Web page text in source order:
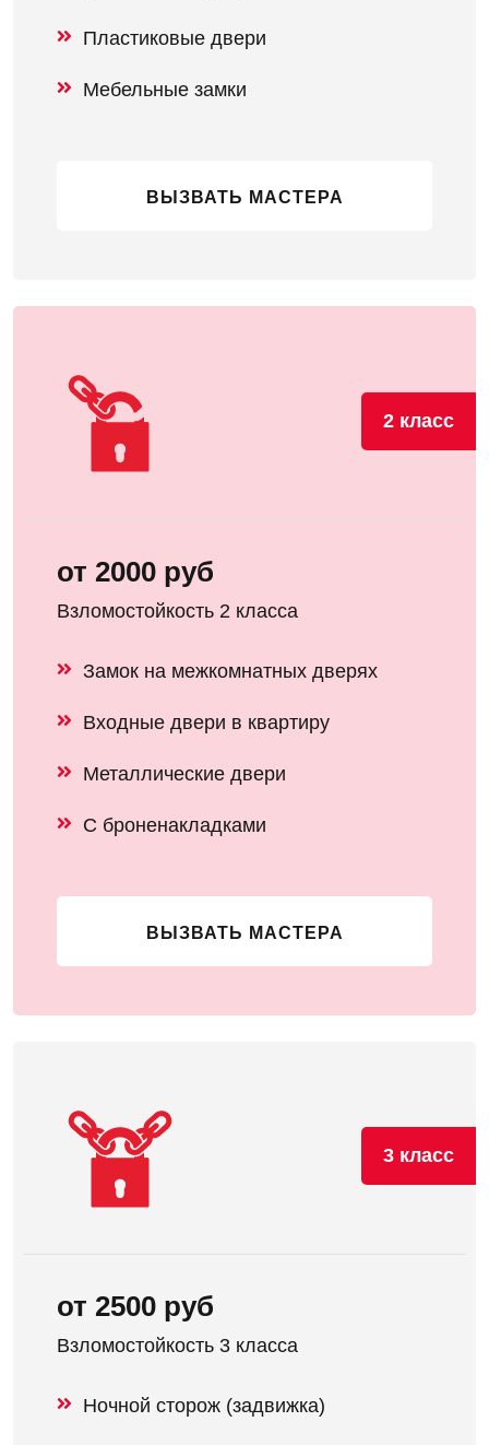
Пластиковые двери
Мебельные замки
ВЫЗВАТЬ МАСТЕРА
2 класс
от 2000 руб
Взломостойкость 2 класса
Замок на межкомнатных дверях
Входные двери в квартиру
Металлические двери
С броненакладками
ВЫЗВАТЬ МАСТЕРА
3 класс
от 2500 руб
Взломостойкость 3 класса
Ночной сторож (задвижка)